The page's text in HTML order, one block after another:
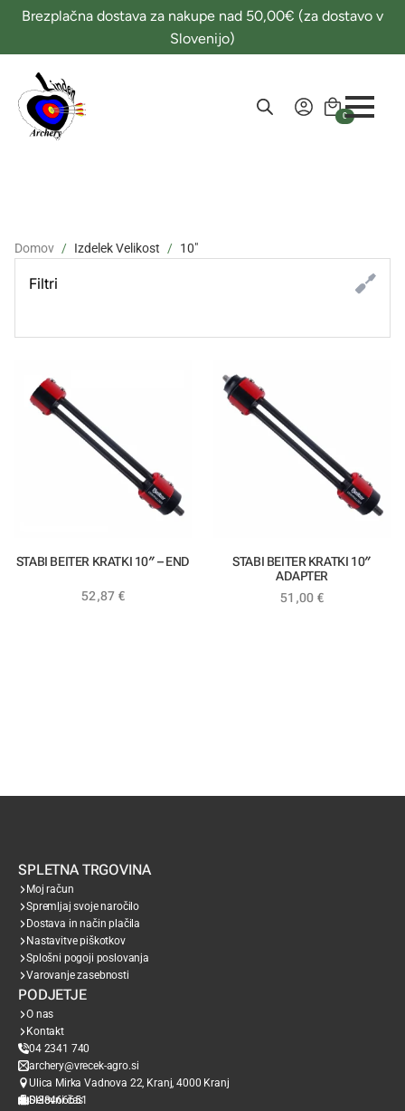
Brezplačna dostava za nakupe nad 50,00€ (za dostavo v
Slovenijo)
0
Domov Izdelek Velikost 10"
Filtri
52,87 €
STABI BEITER KRATKI 10″ – END
51,00 €
STABI BEITER KRATKI 10″
ADAPTER
SPLETNA TRGOVINA
Moj račun
Spremljaj svoje naročilo
Dostava in način plačila
Nastavitve piškotkov
Splošni pogoji poslovanja
Varovanje zasebnosti
PODJETJE
O nas
Kontakt
04 2341 740
archery@vrecek-agro.si
Ulica Mirka Vadnova 22, Kranj, 4000 Kranj
SI38466651
Delovni čas